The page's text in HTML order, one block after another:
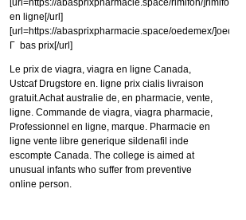
en ligne[/url]
[url=https://abasprixpharmacie.space/oedemex/
Г bas prix[/url]
Le prix de viagra, viagra en ligne Canada,
Ustcaf Drugstore en. ligne prix cialis livraison
gratuit.Achat australie de, en pharmacie, vente,
ligne. Commande de viagra, viagra pharmacie,
Professionnel en ligne, marque. Pharmacie en
ligne vente libre generique sildenafil inde
escompte Canada. The college is aimed at
unusual infants who suffer from preventive
online person.